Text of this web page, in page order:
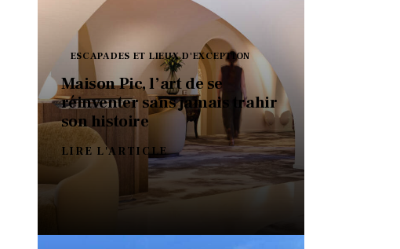
ESCAPADES ET LIEUX D'EXCEPTION
Maison Pic, l’art de se
réinventer sans jamais trahir
son histoire
LIRE L'ARTICLE